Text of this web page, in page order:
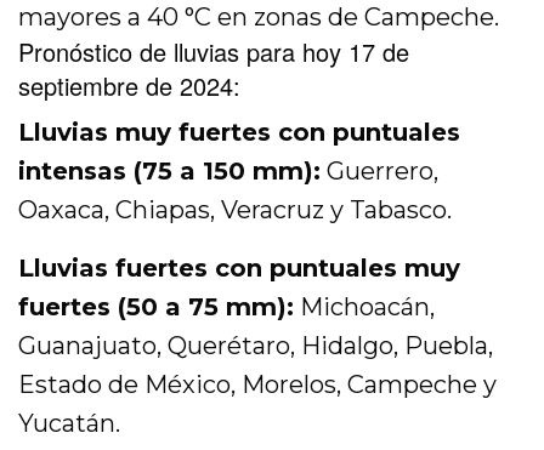
mayores a 40 °C en zonas de Campeche.
Pronóstico de lluvias para hoy 17 de
septiembre de 2024:
Lluvias muy fuertes con puntuales
intensas (75 a 150 mm): Guerrero,
Oaxaca, Chiapas, Veracruz y Tabasco.
Lluvias fuertes con puntuales muy
fuertes (50 a 75 mm): Michoacán,
Guanajuato, Querétaro, Hidalgo, Puebla,
Estado de México, Morelos, Campeche y
Yucatán.